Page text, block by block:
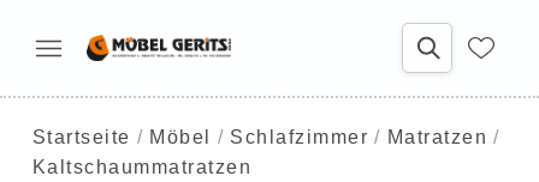
Startseite Möbel Schlafzimmer
Matratzen
Kaltschaummatratzen